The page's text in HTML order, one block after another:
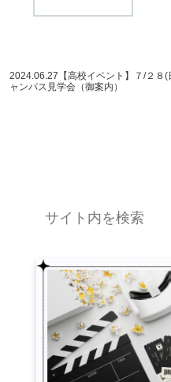
2024.06.27【高校イベント】７/２８(
ャンパス見学会（御案内）